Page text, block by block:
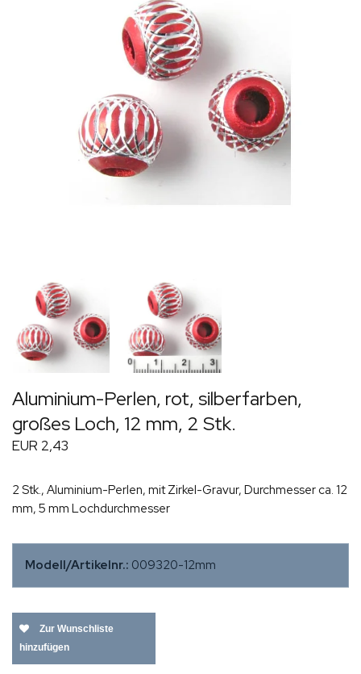
Aluminium-Perlen, rot, silberfarben,
großes Loch, 12 mm, 2 Stk.
EUR 2,43
2 Stk., Aluminium-Perlen, mit Zirkel-Gravur, Durchmesser ca. 12
mm, 5 mm Lochdurchmesser
Modell/Artikelnr.: 009320-12mm
Zur Wunschliste
hinzufügen